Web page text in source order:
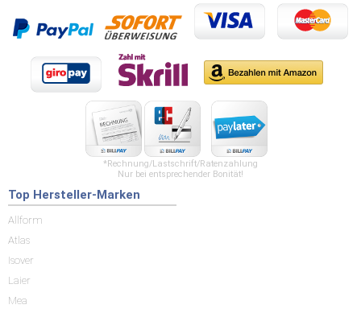
*Rechnung/Lastschrift/Ratenzahlung
Nur bei entsprechender Bonität!
Top Hersteller-Marken
Allform
Atlas
Isover
Laier
Mea